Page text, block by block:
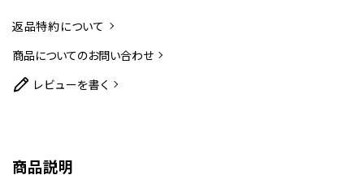
返品特約について
商品についてのお問い合わせ
レビューを書く
商品説明